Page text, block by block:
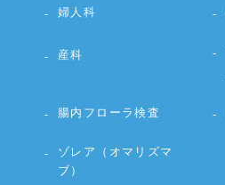
婦人科
産科
腸内フローラ検査
ゾレア（オマリズマ
ブ）